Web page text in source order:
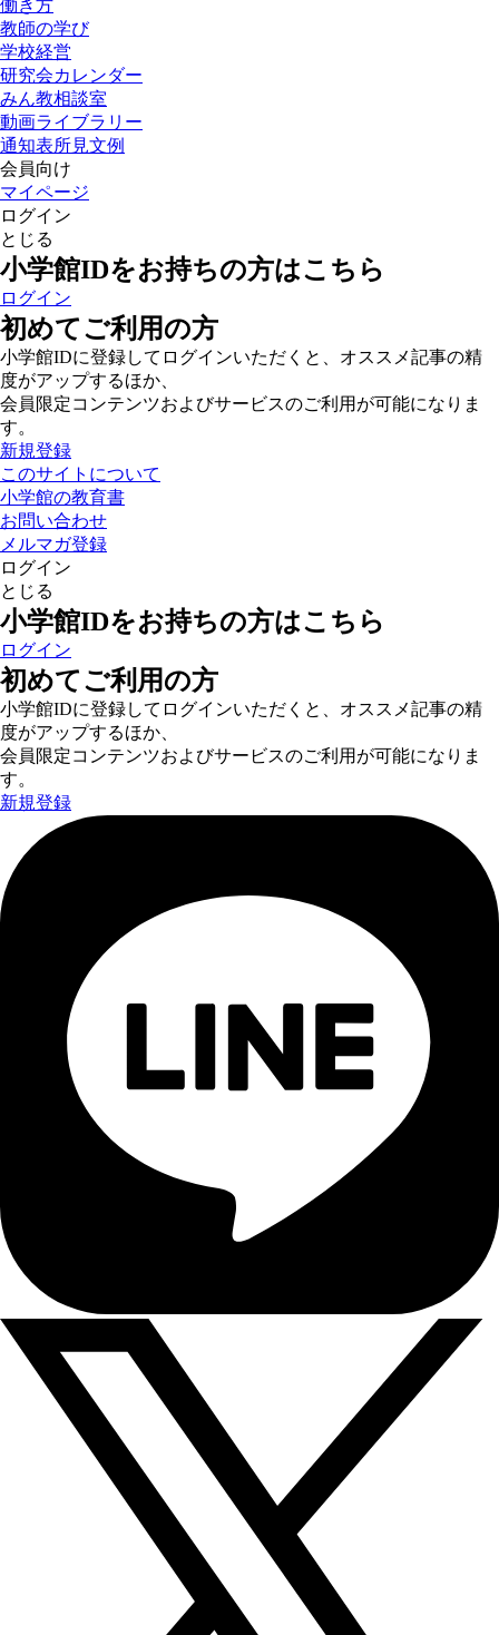
働き方
教師の学び
学校経営
研究会カレンダー
みん教相談室
動画ライブラリー
通知表所見文例
会員向け
マイページ
ログイン
とじる
小学館IDをお持ちの方はこちら
ログイン
初めてご利用の方
小学館IDに登録してログインいただくと、オススメ記事の精
度がアップするほか、
会員限定コンテンツおよびサービスのご利用が可能になりま
す。
新規登録
このサイトについて
小学館の教育書
お問い合わせ
メルマガ登録
ログイン
とじる
小学館IDをお持ちの方はこちら
ログイン
初めてご利用の方
小学館IDに登録してログインいただくと、オススメ記事の精
度がアップするほか、
会員限定コンテンツおよびサービスのご利用が可能になりま
す。
新規登録